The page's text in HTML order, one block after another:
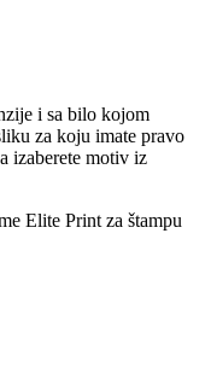
i sa bilo kojom
za koju imate pravo
izaberete motiv iz
Elite Print za štampu